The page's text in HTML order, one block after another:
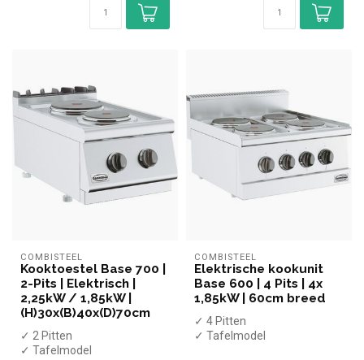
COMBISTEEL
Kooktoestel Base 700 |
2-Pits | Elektrisch |
2,25kW / 1,85kW |
(H)30x(B)40x(D)70cm
✓ 2 Pitten
✓ Tafelmodel
COMBISTEEL
Elektrische kookunit
Base 600 | 4 Pits | 4x
1,85kW | 60cm breed
✓ 4 Pitten
✓ Tafelmodel